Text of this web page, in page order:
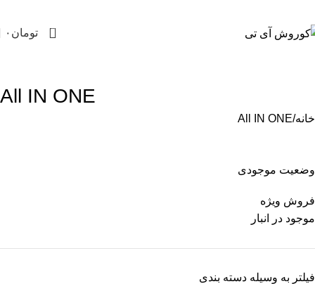
0 تومان ۰
All IN ONE
خانه All IN ONE
وضعیت موجودی
فروش ویژه
موجود در انبار
فیلتر به وسیله دسته بندی